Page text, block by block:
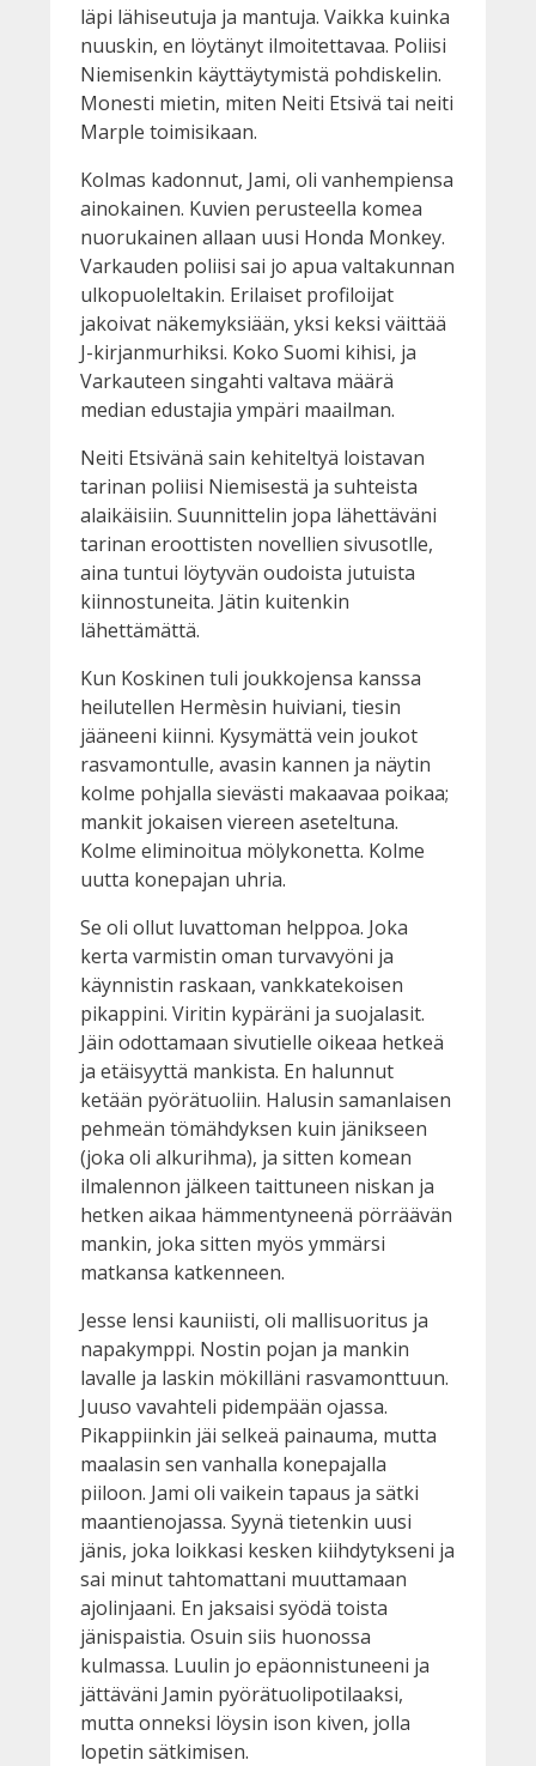
läpi lähiseutuja ja mantuja. Vaikka kuinka
nuuskin, en löytänyt ilmoitettavaa. Poliisi
Niemisenkin käyttäytymistä pohdiskelin.
Monesti mietin, miten Neiti Etsivä tai neiti
Marple toimisikaan.
Kolmas kadonnut, Jami, oli vanhempiensa
ainokainen. Kuvien perusteella komea
nuorukainen allaan uusi Honda Monkey.
Varkauden poliisi sai jo apua valtakunnan
ulkopuoleltakin. Erilaiset profiloijat
jakoivat näkemyksiään, yksi keksi väittää
J-kirjanmurhiksi. Koko Suomi kihisi, ja
Varkauteen singahti valtava määrä
median edustajia ympäri maailman.
Neiti Etsivänä sain kehiteltyä loistavan
tarinan poliisi Niemisestä ja suhteista
alaikäisiin. Suunnittelin jopa lähettäväni
tarinan eroottisten novellien sivusotlle,
aina tuntui löytyvän oudoista jutuista
kiinnostuneita. Jätin kuitenkin
lähettämättä.
Kun Koskinen tuli joukkojensa kanssa
heilutellen Hermèsin huiviani, tiesin
jääneeni kiinni. Kysymättä vein joukot
rasvamontulle, avasin kannen ja näytin
kolme pohjalla sievästi makaavaa poikaa;
mankit jokaisen viereen aseteltuna.
Kolme eliminoitua mölykonetta. Kolme
uutta konepajan uhria.
Se oli ollut luvattoman helppoa. Joka
kerta varmistin oman turvavyöni ja
käynnistin raskaan, vankkatekoisen
pikappini. Viritin kypäräni ja suojalasit.
Jäin odottamaan sivutielle oikeaa hetkeä
ja etäisyyttä mankista. En halunnut
ketään pyörätuoliin. Halusin samanlaisen
pehmeän tömähdyksen kuin jänikseen
(joka oli alkurihma), ja sitten komean
ilmalennon jälkeen taittuneen niskan ja
hetken aikaa hämmentyneenä pörräävän
mankin, joka sitten myös ymmärsi
matkansa katkenneen.
Jesse lensi kauniisti, oli mallisuoritus ja
napakymppi. Nostin pojan ja mankin
lavalle ja laskin mökilläni rasvamonttuun.
Juuso vavahteli pidempään ojassa.
Pikappiinkin jäi selkeä painauma, mutta
maalasin sen vanhalla konepajalla
piiloon. Jami oli vaikein tapaus ja sätki
maantienojassa. Syynä tietenkin uusi
jänis, joka loikkasi kesken kiihdytykseni ja
sai minut tahtomattani muuttamaan
ajolinjaani. En jaksaisi syödä toista
jänispaistia. Osuin siis huonossa
kulmassa. Luulin jo epäonnistuneeni ja
jättäväni Jamin pyörätuolipotilaaksi,
mutta onneksi löysin ison kiven, jolla
lopetin sätkimisen.